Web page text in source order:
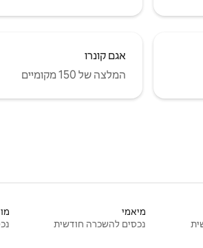
אגם קונרו
המלצה של 150 מקומיים
מיאמי
נכסים להשכרה חודשית